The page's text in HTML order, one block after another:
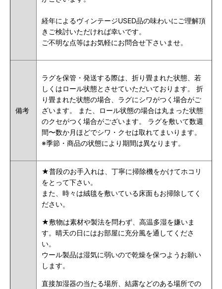
経年によるヴィンテージUSED品の味わいにご理解頂
きご検討いただければ幸いです。
ご不明な点等はお気軽にお問合せ下さいませ。
備考
ラグを保管・発送する際は、折り畳まれた状態、若
しくはロール状態とさせていただいております。 折
り畳まれた状態の場合、ラグにシワがつく場合がご
ざいます。 また、ロール状態の場合は丸まった状態
のクセがつく場合がございます。 ラグを敷いて数週
間〜数か月ほどでシワ・クセは取れてまいります。
※季節・商品の状態により期間は異なります。
★普段のお手入れは、丁寧に掃除機をかけてホコリ
をとって下さい。
また、時々は絨毯を敷いている床面もお掃除してく
ださい。
★敷物は素材や製法を問わず、高温多湿を嫌いま
す。晴天の日にはお部屋に充分風を通してくださ
い。
ウール製品は湿気に弱いので乾燥を保つようお願い
します。
直接加湿器の当たる場所、結露などのある場所での